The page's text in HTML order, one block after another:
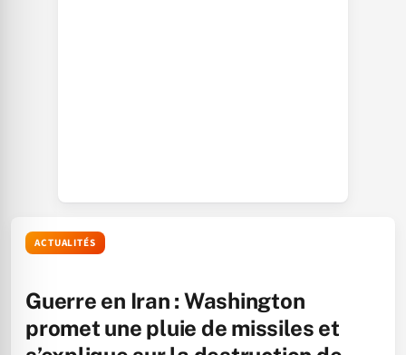
ACTUALITÉS
Guerre en Iran : Washington
promet une pluie de missiles et